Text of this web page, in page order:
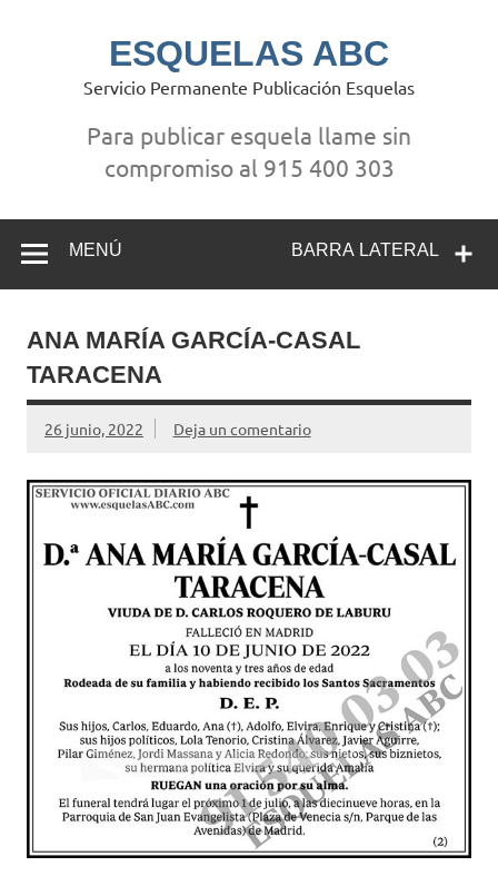
ESQUELAS ABC
Servicio Permanente Publicación Esquelas
Para publicar esquela llame sin
compromiso al 915 400 303
BARRA LATERAL
MENÚ
ANA MARÍA GARCÍA-CASAL
TARACENA
26 junio, 2022 Deja un comentario